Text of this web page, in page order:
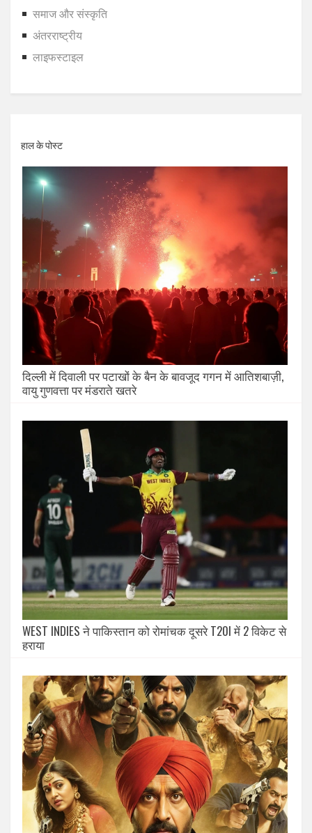
समाज और संस्कृति
अंतरराष्ट्रीय
लाइफस्टाइल
हाल के पोस्ट
दिल्ली में दिवाली पर पटाखों के बैन के बावजूद गगन में आतिशबाज़ी,
वायु गुणवत्ता पर मंडराते खतरे
WEST INDIES ने पाकिस्तान को रोमांचक दूसरे T20I में 2 विकेट से
हराया